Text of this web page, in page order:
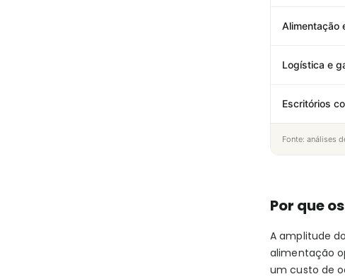
Alimentação
Logística e
Escritórios
Fonte: análises
Por que
A amplitude
alimentação
um custo de